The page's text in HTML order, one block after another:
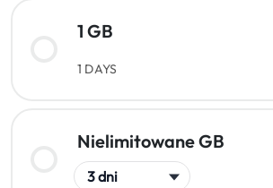
1 GB
1 DAYS
Nielimitowane GB